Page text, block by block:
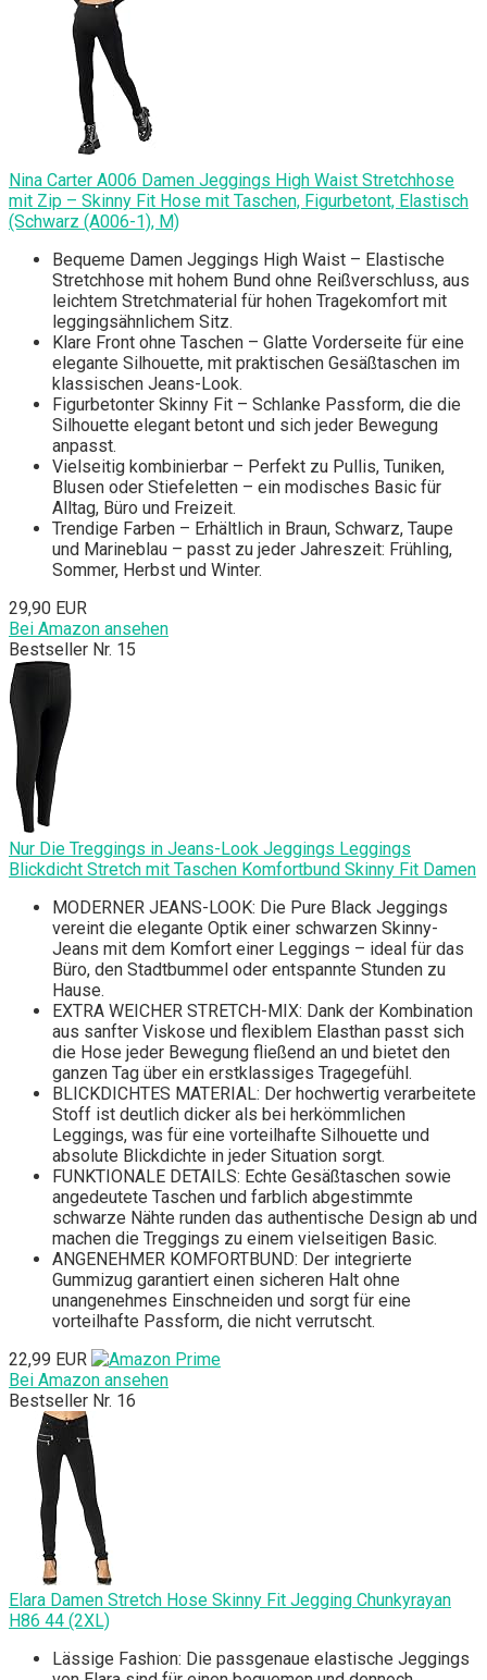
Nina Carter A006 Damen Jeggings High Waist Stretchhose
mit Zip – Skinny Fit Hose mit Taschen, Figurbetont, Elastisch
(Schwarz (A006-1), M)
Bequeme Damen Jeggings High Waist – Elastische
Stretchhose mit hohem Bund ohne Reißverschluss, aus
leichtem Stretchmaterial für hohen Tragekomfort mit
leggingsähnlichem Sitz.
Klare Front ohne Taschen – Glatte Vorderseite für eine
elegante Silhouette, mit praktischen Gesäßtaschen im
klassischen Jeans-Look.
Figurbetonter Skinny Fit – Schlanke Passform, die die
Silhouette elegant betont und sich jeder Bewegung
anpasst.
Vielseitig kombinierbar – Perfekt zu Pullis, Tuniken,
Blusen oder Stiefeletten – ein modisches Basic für
Alltag, Büro und Freizeit.
Trendige Farben – Erhältlich in Braun, Schwarz, Taupe
und Marineblau – passt zu jeder Jahreszeit: Frühling,
Sommer, Herbst und Winter.
29,90 EUR
Bei Amazon ansehen
Bestseller Nr. 15
Nur Die Treggings in Jeans-Look Jeggings Leggings
Blickdicht Stretch mit Taschen Komfortbund Skinny Fit Damen
MODERNER JEANS-LOOK: Die Pure Black Jeggings
vereint die elegante Optik einer schwarzen Skinny-
Jeans mit dem Komfort einer Leggings – ideal für das
Büro, den Stadtbummel oder entspannte Stunden zu
Hause.
EXTRA WEICHER STRETCH-MIX: Dank der Kombination
aus sanfter Viskose und flexiblem Elasthan passt sich
die Hose jeder Bewegung fließend an und bietet den
ganzen Tag über ein erstklassiges Tragegefühl.
BLICKDICHTES MATERIAL: Der hochwertig verarbeitete
Stoff ist deutlich dicker als bei herkömmlichen
Leggings, was für eine vorteilhafte Silhouette und
absolute Blickdichte in jeder Situation sorgt.
FUNKTIONALE DETAILS: Echte Gesäßtaschen sowie
angedeutete Taschen und farblich abgestimmte
schwarze Nähte runden das authentische Design ab und
machen die Treggings zu einem vielseitigen Basic.
ANGENEHMER KOMFORTBUND: Der integrierte
Gummizug garantiert einen sicheren Halt ohne
unangenehmes Einschneiden und sorgt für eine
vorteilhafte Passform, die nicht verrutscht.
22,99 EUR
Bei Amazon ansehen
Bestseller Nr. 16
Elara Damen Stretch Hose Skinny Fit Jegging Chunkyrayan
H86 44 (2XL)
Lässige Fashion: Die passgenaue elastische Jeggings